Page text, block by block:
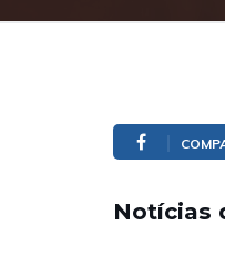
Notícias